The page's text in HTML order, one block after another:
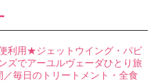
利用★ジェットウイング・パビ
ズでアーユルヴェーダひとり旅
／毎日のトリートメント・全食